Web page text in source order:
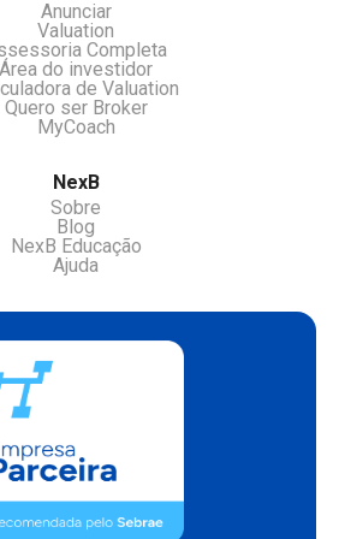
Anunciar
Valuation
Completa
Área do investidor
de Valuation
Quero ser Broker
MyCoach
NexB
Sobre
Blog
NexB Educação
Ajuda